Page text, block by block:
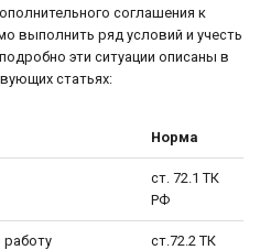
соглашения к
выполнить ряд условий и учесть
эти ситуации описаны в
статьях:
Норма
ст. 72.1 ТК
РФ
ст.72.2 ТК